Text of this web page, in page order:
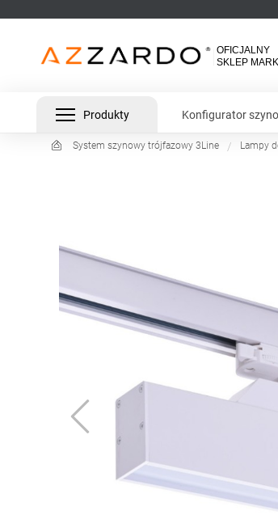
Produkty Konfigurator
System szynowy trójfazowy 3Line Lampy